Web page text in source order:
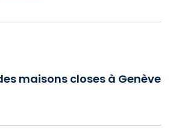
maisons closes à Genève